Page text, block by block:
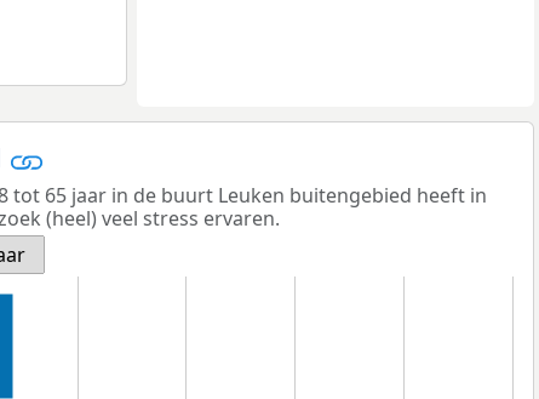
tot 65 jaar in de buurt Leuken buitengebied heeft in
(heel) veel stress ervaren.